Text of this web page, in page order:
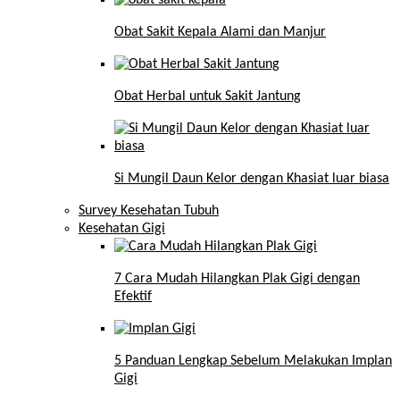
Obat Sakit Kepala Alami dan Manjur
Obat Herbal untuk Sakit Jantung
Si Mungil Daun Kelor dengan Khasiat luar biasa
Survey Kesehatan Tubuh
Kesehatan Gigi
7 Cara Mudah Hilangkan Plak Gigi dengan
Efektif
5 Panduan Lengkap Sebelum Melakukan Implan
Gigi